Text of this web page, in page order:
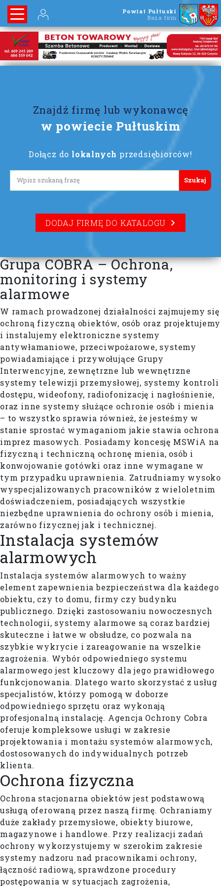
Powiat Pułtuski
Baza firm
Znajdź firmę lub wykonawcę
w powiecie Pułtuskim
Dołącz do lokalnych przedsiębiorców!
Lorem ipsum
DODAJ FIRMĘ DO KATALOGU
Grupa COBRA – Ochrona,
monitoring i systemy
alarmowe
W ramach prowadzonej działalności zajmujemy się
ochroną fizyczną obiektów, osób oraz projektujemy
i instalujemy elektroniczne systemy
antywłamaniowe, przeciwpożarowe, systemy
powiadamiające i przywołujące Grupy
Interwencyjne, zewnętrzne lub wewnętrzne
systemy telewizji przemysłowej, systemy kontroli
dostępu, wideofony, radiofonizację i nagłośnienie,
oraz inne systemy służące ochronie osób i mienia
– to wszystko sprawia również, że jesteśmy w
stanie sprostać wymaganiom jakie stawia ochrona
imprez masowych. Posiadamy koncesję MSWiA na
fizyczną i techniczną ochronę mienia, osób i
konwojowanie gotówki oraz inne wymagane w
tym przypadku uprawnienia. Zatrudniamy wysoko
wyspecjalizowanych pracowników z wieloletnim
doświadczeniem, posiadających wszystkie
niezbędne uprawnienia do ochrony osób i mienia,
zarówno fizycznej jak i technicznej.
Instalacja systemów
alarmowych
Instalacja systemów alarmowych to ważny
element zapewnienia bezpieczeństwa dla każdego
obiektu, czy to domu, firmy czy budynku
publicznego. Dzięki zastosowaniu nowoczesnych
technologii, systemy alarmowe są coraz bardziej
skuteczne i łatwe w obsłudze, co pozwala na
szybkie wykrycie i zareagowanie na wszelkie
zagrożenia. Wybór odpowiedniego systemu
alarmowego jest kluczowy dla jego prawidłowego
funkcjonowania. Dlatego warto skorzystać z usług
specjalistów, którzy pomogą w doborze
odpowiedniego sprzętu oraz wykonają
profesjonalną instalację. Agencja Ochrony Cobra
oferuje kompleksowe usługi w zakresie
projektowania i montażu systemów alarmowych,
dostosowanych do indywidualnych potrzeb
klienta.
Ochrona fizyczna
Ochrona stacjonarna obiektów jest podstawową
usługą oferowaną przez naszą firmę. Ochraniamy
duże zakłady przemysłowe, obiekty biurowe,
magazynowe i handlowe. Przy realizacji zadań
ochrony wykorzystujemy w szerokim zakresie
systemy nadzoru nad pracownikami ochrony,
łączność radiową, sprawdzone procedury
postępowania w sytuacjach zagrożenia,